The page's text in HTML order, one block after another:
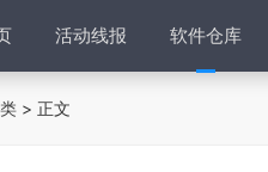
活动线报 软件仓库
> 正文